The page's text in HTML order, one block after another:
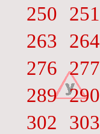
250
251
263
264
276 277
289 290
302
303